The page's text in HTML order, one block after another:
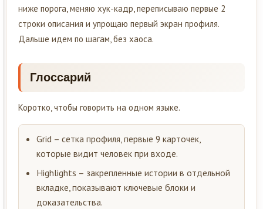
ниже порога, меняю хук-кадр, переписываю первые 2
строки описания и упрощаю первый экран профиля.
Дальше идем по шагам, без хаоса.
Глоссарий
Коротко, чтобы говорить на одном языке.
Grid – сетка профиля, первые 9 карточек,
которые видит человек при входе.
Highlights – закрепленные истории в отдельной
вкладке, показывают ключевые блоки и
доказательства.